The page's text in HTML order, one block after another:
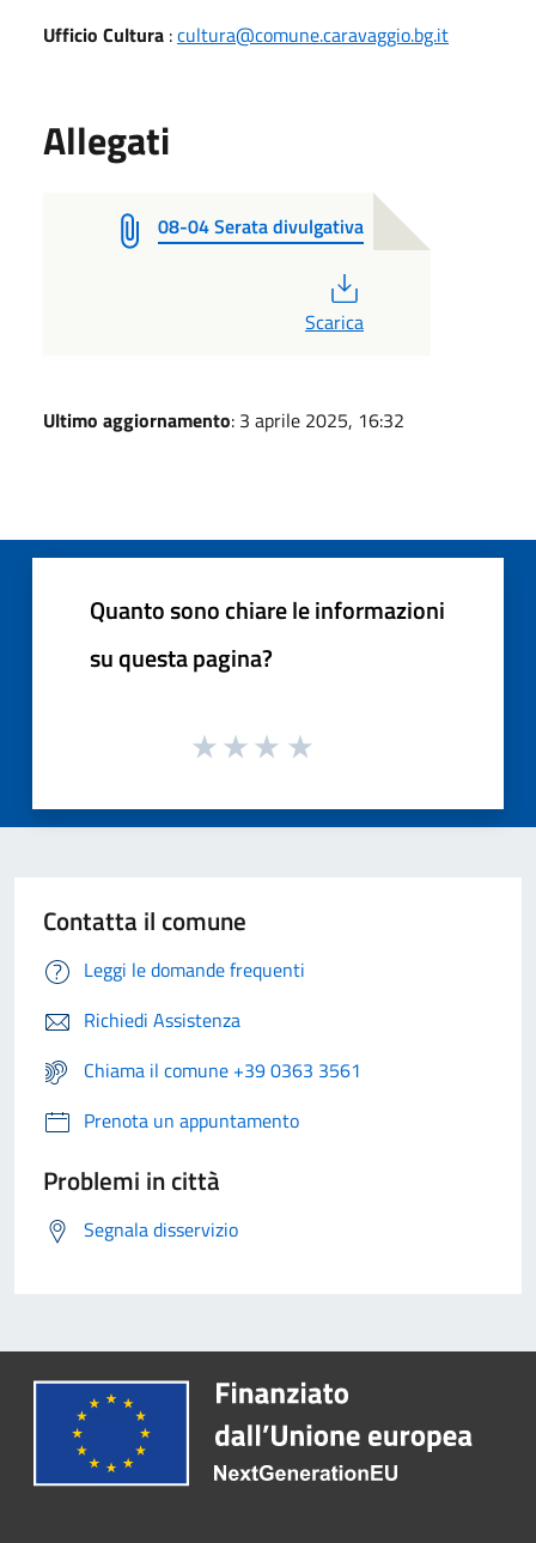
Ufficio Cultura :cultura@comune.caravaggio.bg.it
Allegati
08-04 Serata divulgativa
Scarica
Ultimo aggiornamento: 3 aprile 2025, 16:32
Quanto sono chiare le informazioni
su questa pagina?
Contatta il comune
Leggi le domande frequenti
Richiedi Assistenza
Chiama il comune +39 0363 3561
Prenota un appuntamento
Problemi in città
Segnala disservizio